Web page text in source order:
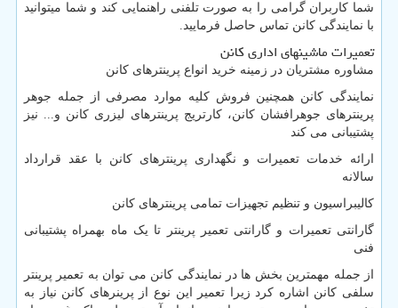
شما کاربران گرامی را به صورت تلفنی راهنمایی کند و شما میتوانید
با نمایندگی کانن تماس حاصل فرمایید.
تعمیرات ماشینهای اداری کانن
مشاوره مشتریان در زمینه خرید انواع پرینترهای کانن
نمایندگی کانن همچنین فروش کلیه موارد مصرفی از جمله جوهر
پرینترهای جوهرافشان کانن، کارتریج پرینترهای لیزری کانن و... نیز
پشتیبانی می کند
ارائه خدمات تعمیرات و نگهداری پرینترهای کانن با عقد قرارداد
سالانه
کالیبراسیون و تنظیم تجهیزات تمامی پرینترهای کانن
گارانتی تعمیرات و گارانتی تعمیر پرینتر تا یک ماه بهمراه پشتیبانی
فنی
از جمله مهمترین بخش ها در نمایندگی کانن می توان به تعمیر پرینتر
سلفی کانن اشاره کرد زیرا تعمیر این نوع از پرینرهای کانن نیاز به